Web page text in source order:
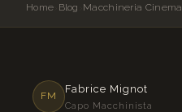
Home Blog Macchineria Cinema
FM
Fabrice Mignot
Capo Macchinista